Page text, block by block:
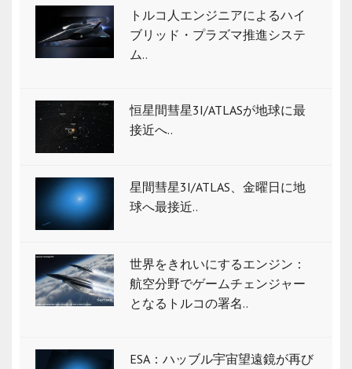
トルコ人エンジニアによるハイ
ブリッド・プラズマ推進システ
ム..
恒星間彗星3I/ATLASが地球に最
接近へ..
星間彗星3I/ATLAS、金曜日に地
球へ最接近..
世界をきれいにするエンジン：
航空分野でゲームチェンジャー
となるトルコの署名..
ESA：ハッブル宇宙望遠鏡が再び